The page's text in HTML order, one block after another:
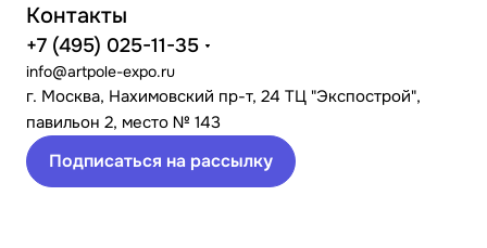
Контакты
+7 (495) 025-11-35
info@artpole-expo.ru
г. Москва, Нахимовский пр-т, 24 ТЦ "Экспострой",
павильон 2, место № 143
Подписаться на рассылку